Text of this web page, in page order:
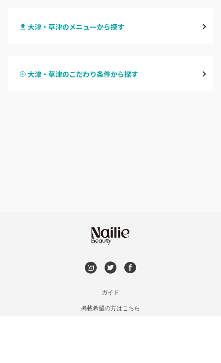
甲賀・湖南・栗東
大津・草津のメニューから探す
ハンドスカルプ
大津・草津のこだわり条件から探す
ガイド
掲載希望の方はこちら